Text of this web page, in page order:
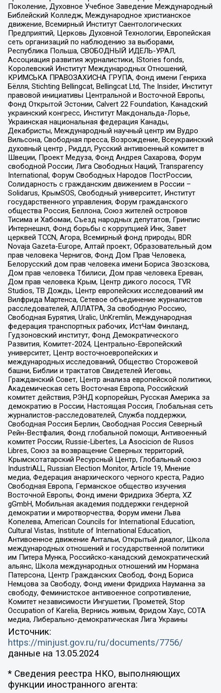
Поколение, Духовное Учебное Заведение Международный
Библейский Колледж, Международное христианское
движение, Всемирный Институт Саентологических
Предприятий, Церковь Духовной Технологии, Европейская
сеть организаций по наблюдению за выборами,
Республика Польша, СВОБОДНЫЙ ИДЕЛЬ-УРАЛ,
Ассоциация развития журналистики, IStories fonds,
Королевский Институт Международных Отношений,
КРИМСЬКА ПРАВОЗАХИСНА ГРУПА, Фонд имени Генриха
Бёлля, Stichting Bellingcat, Bellingcat Ltd, The Insider, Институт
правовой инициативы Центральной и Восточной Европы,
Фонд Открытой Эстонии, Calvert 22 Foundation, Канадский
украинский конгресс, Институт Макдональда-Лорье,
Украинская национальная федерация Канады,
Декабристы, Международный научный центр им Вудро
Вильсона, Свободная пресса, Возрождение, Всеукраинский
духовный центр , Риддл, Русский антивоенный комитет в
Швеции, Проект Медуза, Фонд Андрея Сахарова, Форум
свободной России, Лига Свободных Наций, Transparеncy
International, Форум Свободных Народов ПостРоссии,
Солидарность с гражданским движением в России –
Solidarus, КрымSOS, Свободный университет, Институт
государственного управления, Форум гражданского
общества Россия, Беллона, Союз жителей островов
Тисима и Хабомаи, Съезд народных депутатов, Гринпис
Интернешнл, Фонд борьбы с коррупцией Инк, Завет
церквей TCCN, Агора, Всемирный фонд природы, BDR
Novaja Gazeta-Europe, Алтай проект, Образовательный дом
прав человека Чернигов, Фонд Дом Прав Человека,
Белорусский дом прав человека имени Бориса Звозскова,
Дом прав человека Тбилиси, Дом прав человека Ереван,
Дом прав человека Крым, Центр дикого лосося, TVR
Studios, ТВ Дождь, Центр европейских исследований им
Вилфрида Мартенса, Сетевое объединение журналистов
расследователей, АЛЛАТРА, За свободную Россию,
Свободная Бурятия, Uralic, UnKremlin, Международная
федерация транспортных рабочих, ИстЧам Финланд,
Гудзоновский институт, Фонд Демократического
Развития, Комитет-2024, Центрально-Европейский
университет, Центр восточноевропейских и
международных исследований, Общество Сторожевой
башни, Библии и трактатов Свидетелей Иеговы,
Гражданский Совет, Центр анализа европейской политики,
Академическая сеть Восточная Европа, Российский
комитет действия, РЭНД корпорейшн, Русская Америка за
демократию в России, Настоящая Россия, Глобальная сеть
журналистов-расследователей, Служба поддержки,
Свободная Россия Берлин, Свободная Россия Северный
Рейн-Вестфалия, Фонд глобальной помощи, Антивоенный
комитет России, Russie-Libertes, La Asocicion de Rusos
Libres, Союз за возвращение Северных территорий,
Крымскотатарский Ресурсный Центр, Глобальный союз
IndustriALL, Russian Election Monitor, Article 19, Мнение
медиа, Федерация анархического черного креста, Радио
Свободная Европа, Германское общество изучения
Восточной Европы, Фонд имени Фридриха Эберта, XZ
gGmbH, Мобильная академия поддержки гендерной
демократии и миротворчества, Форум имени Льва
Копелева, American Councils for International Education,
Cultural Vistas, Institute of International Education,
Антивоенное движение Антальи, Открытый диалог, Школа
международных отношений и государственной политики
им Питера Мунка, Российско-канадский демократический
альянс, Школа международных отношений им Нормана
Патерсона, Центр Гражданских Свобод, Фонд Бориса
Немцова за Свободу, Фонд имени Фридриха Науманна за
свободу, Феминистское антивоенное сопротивление,
Комитет независимости Ингушетии, Прометей, Stop
Occupation of Karelia, Вернись живым, Фридом Хаус, СОТА
медиа, Либерально-демократическая Лига Украины
Источник:
https://minjust.gov.ru/ru/documents/7756/
данные на 13.05.2024
* Сведения реестра НКО, выполняющих
функции иностранного агента: